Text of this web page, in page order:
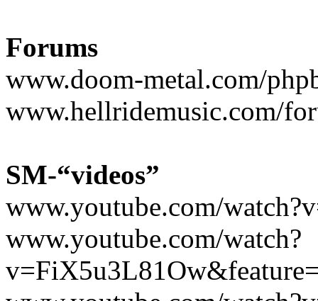
Forums
www.doom-metal.com/
www.hellridemusic.com/
SM-“videos”
www.youtube.com/
www.youtube.com/watch?